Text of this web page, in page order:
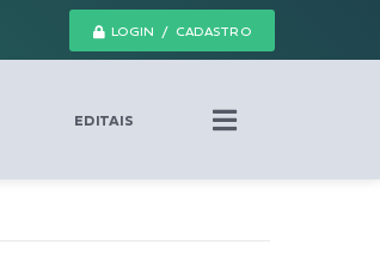
LOGIN / CADASTRO
EDITAIS